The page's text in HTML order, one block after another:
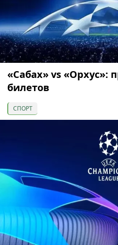
«Сабах» vs «Орхус»:
билетов
СПОРТ